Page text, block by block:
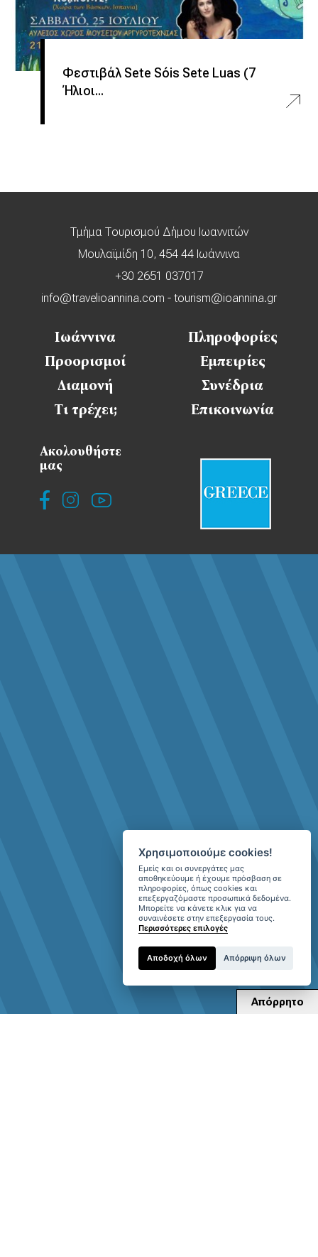
Απόρρητο
Φεστιβάλ Sete Sóis Sete Luas (7
Ήλιοι...
Τμήμα Τουρισμού Δήμου Ιωαννιτών
Μουλαϊμίδη 10, 454 44 Ιωάννινα
+30 2651 037017
info@travelioannina.com - tourism@ioannina.gr
Ιωάννινα
Πληροφορίες
Προορισμοί
Εμπειρίες
Διαμονή
Συνέδρια
Τι τρέχει;
Επικοινωνία
Ακολουθήστε
μας
Χρησιμοποιούμε cookies!
Εμείς και οι συνεργάτες μας
αποθηκεύουμε ή έχουμε πρόσβαση σε
πληροφορίες, όπως cookies και
επεξεργαζόμαστε προσωπικά δεδομένα.
Μπορείτε να κάνετε κλικ για να
συναινέσετε στην επεξεργασία τους.
Περισσότερες επιλογές
Αποδοχή όλων Απόρριψη όλων